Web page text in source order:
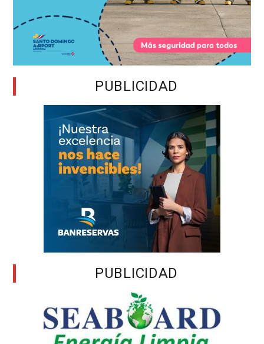
PUBLICIDAD
PUBLICIDAD